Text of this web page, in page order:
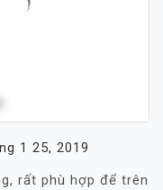
1 25, 2019
rất phù hợp để trên